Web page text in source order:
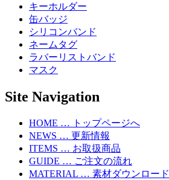
キーホルダー
缶バッジ
シリコンバンド
ネームタグ
ラバーリストバンド
マスク
Site Navigation
HOME … トップページへ
NEWS … 更新情報
ITEMS … お取扱商品
GUIDE … ご注文の流れ
MATERIAL … 素材ダウンロード